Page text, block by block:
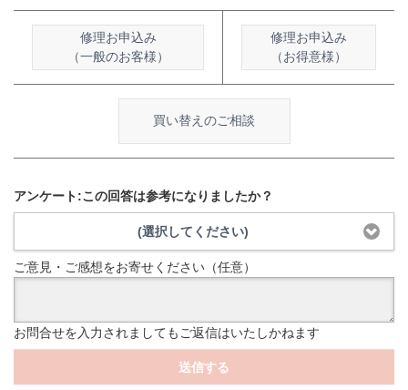
修理お申込み
（一般のお客様）
修理お申込み
（お得意様）
買い替えのご相談
アンケート:この回答は参考になりましたか？
(選択してください)
ご意見・ご感想をお寄せください（任意）
お問合せを入力されましてもご返信はいたしかねます
送信する